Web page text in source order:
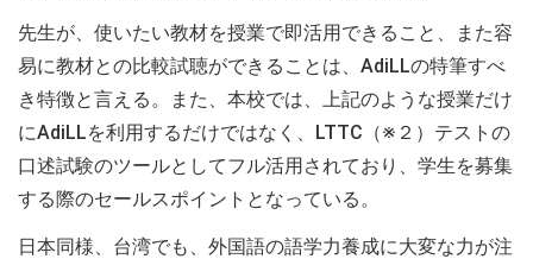
先生が、使いたい教材を授業で即活用できること、また容
易に教材との比較試聴ができることは、AdiLLの特筆すべ
き特徴と言える。また、本校では、上記のような授業だけ
にAdiLLを利用するだけではなく、LTTC（※２）テストの
口述試験のツールとしてフル活用されており、学生を募集
する際のセールスポイントとなっている。
日本同様、台湾でも、外国語の語学力養成に大変な力が注